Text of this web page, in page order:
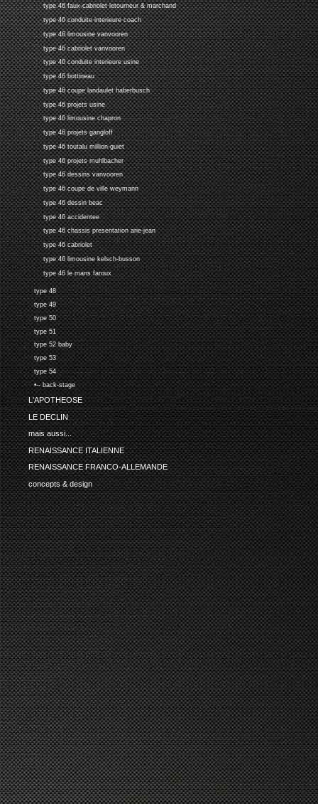
type 46 faux-cabriolet letourneur & marchand
type 46 conduite interieure coach
type 46 limousine vanvooren
type 46 cabriolet vanvooren
type 46 conduite interieure usine
type 46 bottineau
type 46 coupe landaulet haberbusch
type 46 projets usine
type 46 limousine chapron
type 46 projets gangloff
type 46 toutalu million-guiet
type 46 projets muhlbacher
type 46 dessins vanvooren
type 46 coupe de ville weymann
type 46 dessin beac
type 46 accidentee
type 46 chassis presentation arie-jean
type 46 cabriolet
type 46 limousine kelsch-busson
type 46 le mans faroux
type 48
type 49
type 50
type 51
type 52 baby
type 53
type 54
•-- back-stage
L'APOTHEOSE
LE DECLIN
mais aussi...
RENAISSANCE ITALIENNE
RENAISSANCE FRANCO-ALLEMANDE
concepts & design